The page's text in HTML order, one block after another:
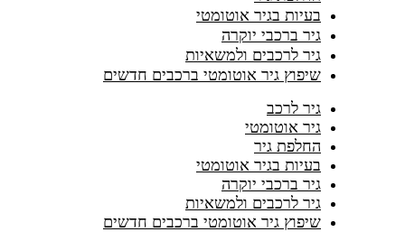
בעיות בגיר אוטומטי
גיר ברכבי יוקרה
גיר לרכבים ולמשאיות
שיפוץ גיר אוטומטי ברכבים חדשים
גיר לרכב
גיר אוטומטי
החלפת גיר
בעיות בגיר אוטומטי
גיר ברכבי יוקרה
גיר לרכבים ולמשאיות
שיפוץ גיר אוטומטי ברכבים חדשים